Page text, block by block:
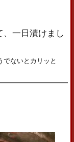
一日漬けまし
でないとカリッと